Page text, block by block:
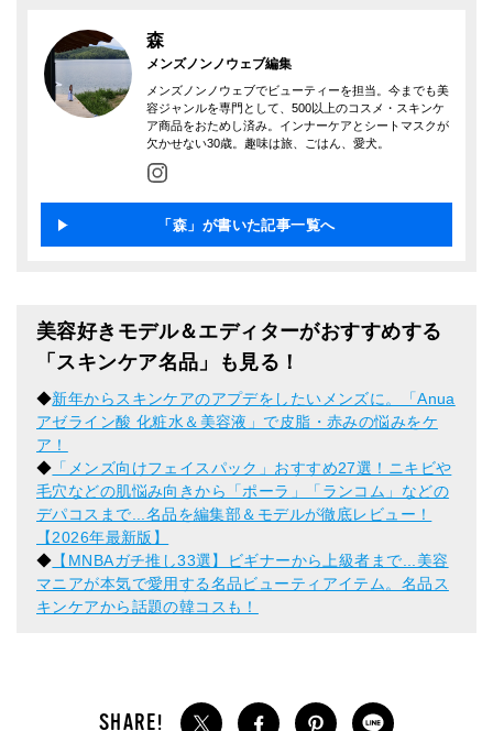
森
メンズノンノウェブ編集
メンズノンノウェブでビューティーを担当。今までも美
容ジャンルを専門として、500以上のコスメ・スキンケ
ア商品をおためし済み。インナーケアとシートマスクが
欠かせない30歳。趣味は旅、ごはん、愛犬。
「森」が書いた記事一覧へ
美容好きモデル＆エディターがおすすめする
「スキンケア名品」も見る！
◆新年からスキンケアのアプデをしたいメンズに。「Anua
アゼライン酸 化粧水＆美容液」で皮脂・赤みの悩みをケ
ア！
◆ 「メンズ向けフェイスパック」おすすめ27選！ニキビや
毛穴などの肌悩み向きから「ポーラ」「ランコム」などの
デパコスまで...名品を編集部＆モデルが徹底レビュー！
【2026年最新版】
◆ 【MNBAガチ推し33選】ビギナーから上級者まで...美容
マニアが本気で愛用する名品ビューティアイテム。名品ス
キンケアから話題の韓コスも！